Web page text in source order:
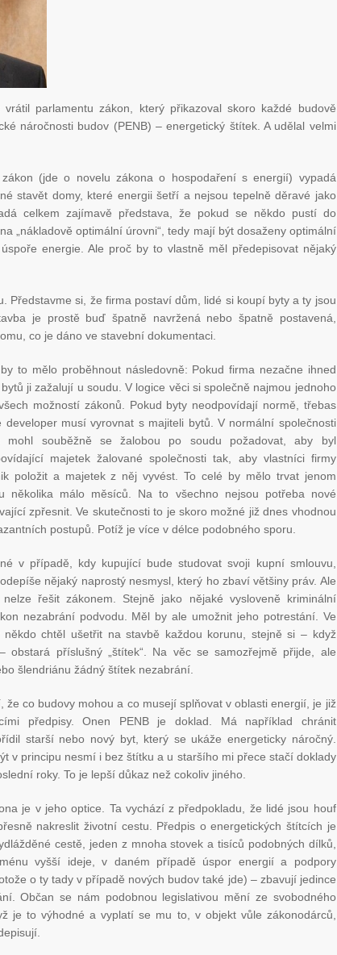
vrátil parlamentu zákon, který přikazoval skoro každé budově
náročnosti budov (PENB) – energetický štítek. A udělal velmi
(jde o novelu zákona o hospodaření s energií) vypadá
stavět domy, které energii šetří a nejsou tepelně děravé jako
celkem zajímavě představa, že pokud se někdo pustí do
„nákladově optimální úrovni“, tedy mají být dosaženy optimální
energie. Ale proč by to vlastně měl předepisovat nějaký
Představme si, že firma postaví dům, lidé si koupí byty a ty jsou
je prostě buď špatně navržená nebo špatně postavená,
co je dáno ve stavební dokumentaci.
to mělo proběhnout následovně: Pokud firma nezačne ihned
ji zažalují u soudu. V logice věci si společně najmou jednoho
možností zákonů. Pokud byty neodpovídají normě, třebas
developer musí vyrovnat s majiteli bytů. V normální společnosti
souběžně se žalobou po soudu požadovat, aby byl
majetek žalované společnosti tak, aby vlastníci firmy
položit a majetek z něj vyvést. To celé by mělo trvat jenom
několika málo měsíců. Na to všechno nejsou potřeba nové
zpřesnit. Ve skutečnosti to je skoro možné již dnes vhodnou
postupů. Potíž je více v délce podobného sporu.
v případě, kdy kupující bude studovat svoji kupní smlouvu,
nějaký naprostý nesmysl, který ho zbaví většiny práv. Ale
nelze řešit zákonem. Stejně jako nějaké vysloveně kriminální
nezabrání podvodu. Měl by ale umožnit jeho potrestání. Ve
někdo chtěl ušetřit na stavbě každou korunu, stejně si – když
obstará příslušný „štítek“. Na věc se samozřejmě přijde, ale
šlendriánu žádný štítek nezabrání.
že co budovy mohou a co musejí splňovat v oblasti energií, je již
předpisy. Onen PENB je doklad. Má například chránit
starší nebo nový byt, který se ukáže energeticky náročný.
v principu nesmí i bez štítku a u staršího mi přece stačí doklady
roky. To je lepší důkaz než cokoliv jiného.
je v jeho optice. Ta vychází z předpokladu, že lidé jsou houf
nakreslit životní cestu. Předpis o energetických štítcích je
cestě, jeden z mnoha stovek a tisíců podobných dílků,
vyšší ideje, v daném případě úspor energií a podpory
o ty tady v případě nových budov také jde) – zbavují jedince
Občan se nám podobnou legislativou mění ze svobodného
je to výhodné a vyplatí se mu to, v objekt vůle zákonodárců,